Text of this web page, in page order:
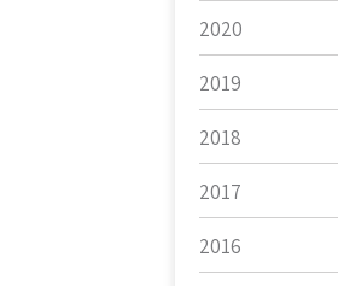
2020
2019
2018
2017
2016